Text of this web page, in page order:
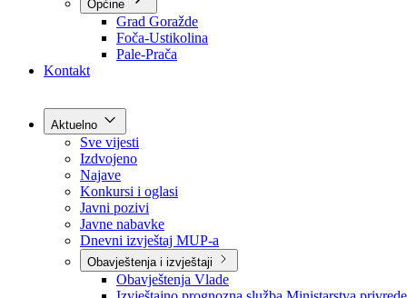
Obrazovanje
Sport
Općine
Kontakt
Aktuelno
Sve vijesti
Izdvojeno
Najave
Konkursi i oglasi
Javni pozivi
Javne nabavke
Dnevni izvještaj MUP-a